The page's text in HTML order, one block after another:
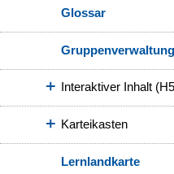
Glossar
Gruppenverwaltung
Interaktiver Inhalt
Karteikasten
Lernlandkarte